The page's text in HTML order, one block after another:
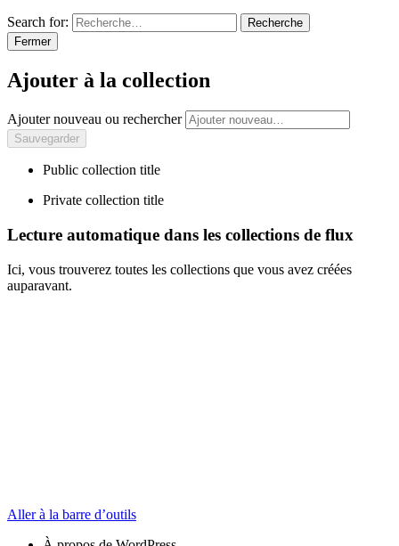
Search for:
Recherche
Fermer
Ajouter à la collection
Ajouter nouveau ou rechercher
Public collection title
Private collection title
Lecture automatique dans les collections de flux
Ici, vous trouverez toutes les collections que vous avez créées
auparavant.
Aller à la barre d’outils